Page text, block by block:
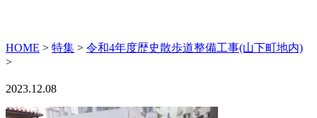
HOME > 特集 > 令和4年度歴史散歩道整備工事(山下町地内)
>
2023.12.08